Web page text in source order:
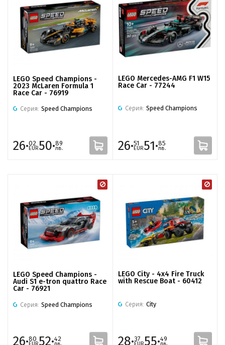
LEGO Speed Champions -
2023 McLaren Formula 1
Race Car - 76919
Серия: Speed Champions
26·02
EUR50·89
лв.
LEGO Mercedes-AMG F1 W15
Race Car - 77244
Серия: Speed Champions
26·51
EUR51·85
лв.
LEGO Speed Champions -
Audi S1 e-tron quattro Race
Car - 76921
Серия: Speed Champions
26·80 52·42
LEGO City - 4x4 Fire Truck
with Rescue Boat - 60412
Серия: City
28·37 55·49